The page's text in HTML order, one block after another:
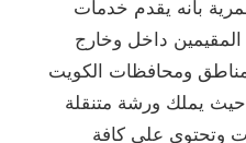
بأنه يقدم خدمات
المقيمين داخل وخارج
ومحافظات الكويت
حيث يملك ورشة متنقلة
وتحتوي على كافة